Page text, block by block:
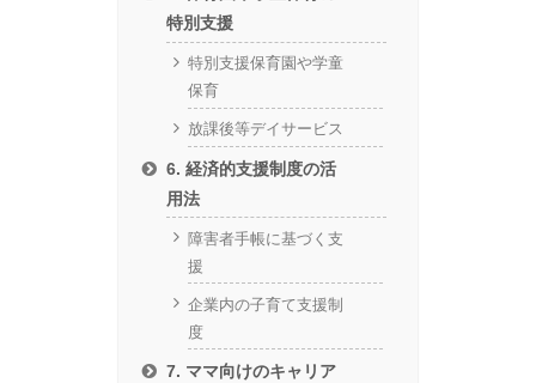
特別支援
特別支援保育園や学童
保育
放課後等デイサービス
6. 経済的支援制度の活
用法
障害者手帳に基づく支
援
企業内の子育て支援制
度
7. ママ向けのキャリア